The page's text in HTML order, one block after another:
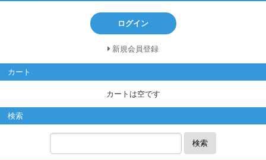
ログイン
新規会員登録
カート
カートは空です
検索
検索